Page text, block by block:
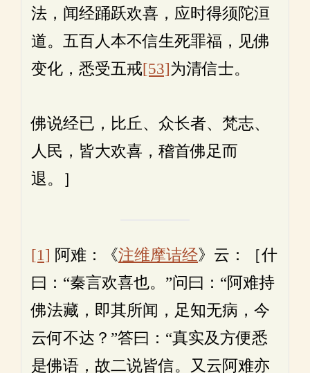
法，闻经踊跃欢喜，应时得须陀洹
道。五百人本不信生死罪福，见佛
变化，悉受五戒[53]为清信士。
佛说经已，比丘、众长者、梵志、
人民，皆大欢喜，稽首佛足而
退。］
[1] 阿难：《注维摩诘经》云：［什
曰：“秦言欢喜也。”问曰：“阿难持
佛法藏，即其所闻，足知无病，今
云何不达？”答曰：“真实及方便悉
是佛语，故二说皆信。又云阿难亦